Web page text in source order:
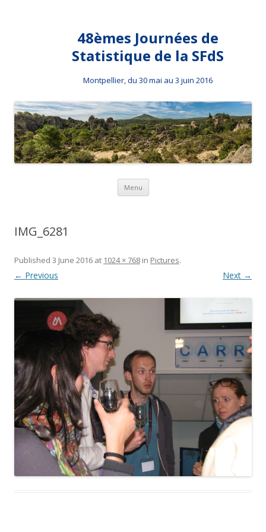
48èmes Journées de
Statistique de la SFdS
Montpellier, du 30 mai au 3 juin 2016
Menu Skip to content
IMG_6281
Published 3 June 2016 at 1024 × 768 in Pictures.
← Previous Next →